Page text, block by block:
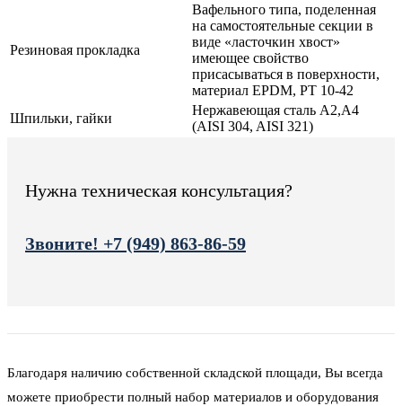
Резиновая прокладка
Вафельного типа, поделенная
на самостоятельные секции в
виде «ласточкин хвост»
имеющее свойство
присасываться в поверхности,
материал EPDM, РТ 10-42
Шпильки, гайки
Нержавеющая сталь A2,A4
(AISI 304, AISI 321)
Нужна техническая консультация?
Звоните! +7 (949) 863-86-59
Благодаря наличию собственной складской площади, Вы всегда
можете приобрести полный набор материалов и оборудования